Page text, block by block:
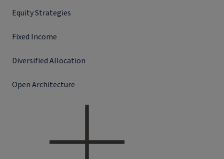
Equity Strategies
Fixed Income
Diversified Allocation
Open Architecture